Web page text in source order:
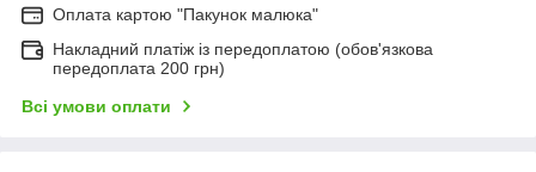
Оплата картою "Пакунок малюка"
Накладний платіж із передоплатою (обов'язкова
передоплата 200 грн)
Всі умови оплати